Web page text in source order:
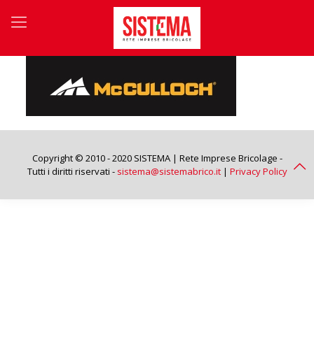
Copyright © 2010 - 2020 SISTEMA | Rete Imprese Bricolage -
Tutti i diritti riservati - sistema@sistemabrico.it| Privacy Policy